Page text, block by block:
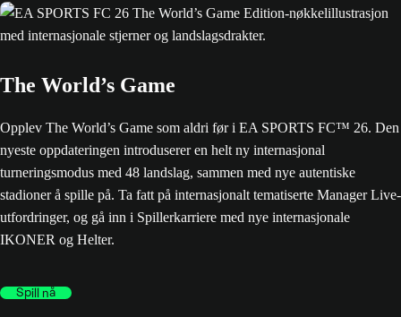
The World’s Game
Opplev The World’s Game som aldri før i EA SPORTS FC™ 26. Den
nyeste oppdateringen introduserer en helt ny internasjonal
turneringsmodus med 48 landslag, sammen med nye autentiske
stadioner å spille på. Ta fatt på internasjonalt tematiserte Manager Live-
utfordringer, og gå inn i Spillerkarriere med nye internasjonale
IKONER og Helter.
Spill nå